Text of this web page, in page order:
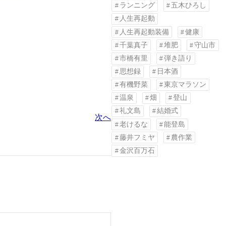
次へ
ランニング
五木ひろし
人生再起動
人生再起動装備
健康
千葉真子
堆肥
守山市
市橋有里
弾き語り
思想録
日本酒
有機野菜
東京マラソン
温泉
畑
登山
礼文島
結婚式
老けるな
能登島
藤井フミヤ
農作業
金沢百万石